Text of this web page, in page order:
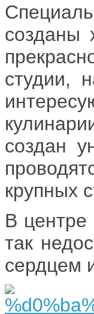
созданы
студии,
создан
крупных
В центре
так
сердцем